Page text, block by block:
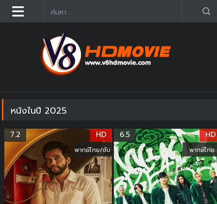
ดูหนังออนไลน์ฟรี 2025 อัฟเดตใหม่ก่อนใคร คมชัด HD
หนังในปี 2025
7.2 HD
พากย์ไทย/ซับ
6.5 HD
พากย์ไทย